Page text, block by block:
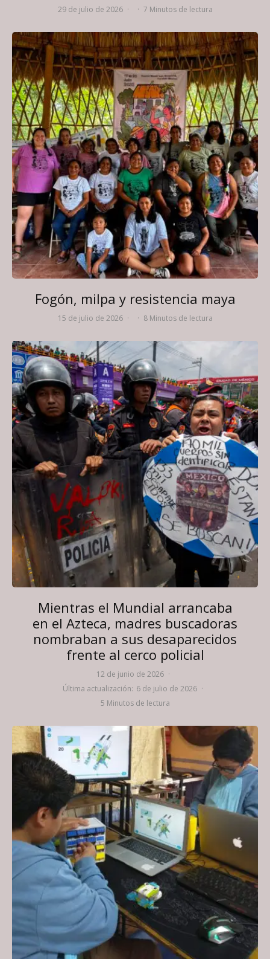
29 de julio de 2026 · · 7 Minutos de lectura
Fogón, milpa y resistencia maya
15 de julio de 2026 · · 8 Minutos de lectura
Mientras el Mundial arrancaba
en el Azteca, madres buscadoras
nombraban a sus desaparecidos
frente al cerco policial
12 de junio de 2026 ·
Última actualización: 6 de julio de 2026 ·
5 Minutos de lectura